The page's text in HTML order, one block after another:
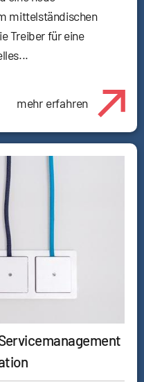
mittelständischen
Treiber für eine
mehr erfahren